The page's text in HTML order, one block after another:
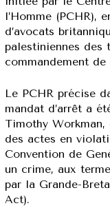
l’Homme (PCHR),
d’avocats
palestiniennes des
commandement
Le PCHR précise
mandat d’arrêt a
Timothy Workman,
des actes en
Convention de
un crime, aux
par la Grande-
Act).